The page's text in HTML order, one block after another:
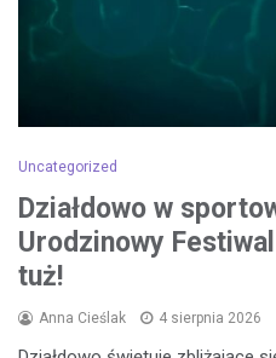
Uncategorized
Działdowo w
Urodzinowy
tuż!
Anna Cieślak 4 sierpnia 2026